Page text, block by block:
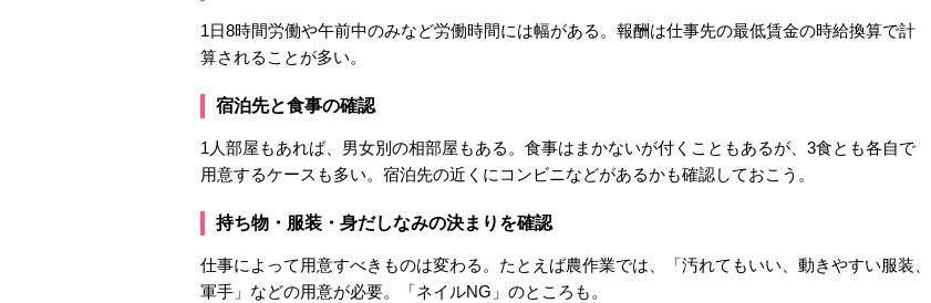
1日8時間労働や午前中のみなど労働時間には幅がある。報酬は仕事先の最低賃金の時給換算で計
算されることが多い。
宿泊先と食事の確認
1人部屋もあれば、男女別の相部屋もある。食事はまかないが付くこともあるが、3食とも各自で
用意するケースも多い。宿泊先の近くにコンビニなどがあるかも確認しておこう。
持ち物・服装・身だしなみの決まりを確認
仕事によって用意すべきものは変わる。たとえば農作業では、「汚れてもいい、動きやすい服装、
軍手」などの用意が必要。「ネイルNG」のところも。